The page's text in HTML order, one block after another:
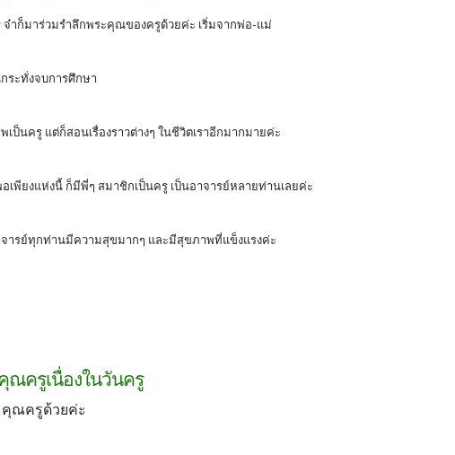
จ๋าก็มาร่วมรำลึกพระคุณของครูด้วยค่ะ เริ่มจากพ่อ-แม่
ระทั่งจบการศึกษา
ป็นครู แต่ก็สอนเรื่องราวต่างๆ ในชีวิตเราอีกมากมายค่ะ
เพียงแห่งนี้ ก็มีพี่ๆ สมาชิกเป็นครู เป็นอาจารย์หลายท่านเลยค่ะ
ารย์ทุกท่านมีความสุขมากๆ และมีสุขภาพที่แข็งแรงค่ะ
ณครูเนื่องในวันครู
คุณครูด้วยค่ะ